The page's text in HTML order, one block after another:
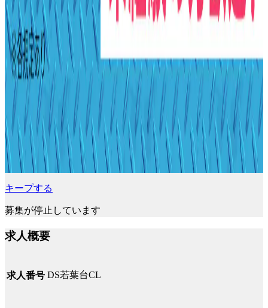
キープする
募集が停止しています
求人概要
求人番号 DS若葉台CL